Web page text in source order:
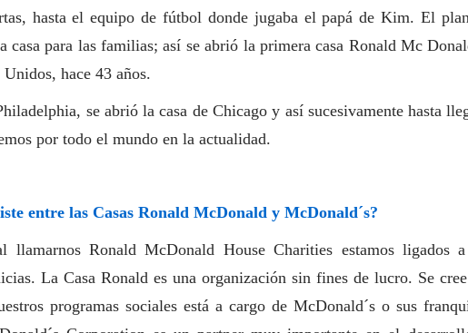
hasta el equipo de fútbol donde jugaba el papá de Kim. El
casa para las familias; así se abrió la primera casa Ronald Mc
hace 43 años.
se abrió la casa de Chicago y así sucesivamente hasta
por todo el mundo en la actualidad.
entre las Casas Ronald McDonald y McDonald´s?
llamarnos Ronald McDonald House Charities estamos ligados
La Casa Ronald es una organización sin fines de lucro. Se
programas sociales está a cargo de McDonald´s o sus